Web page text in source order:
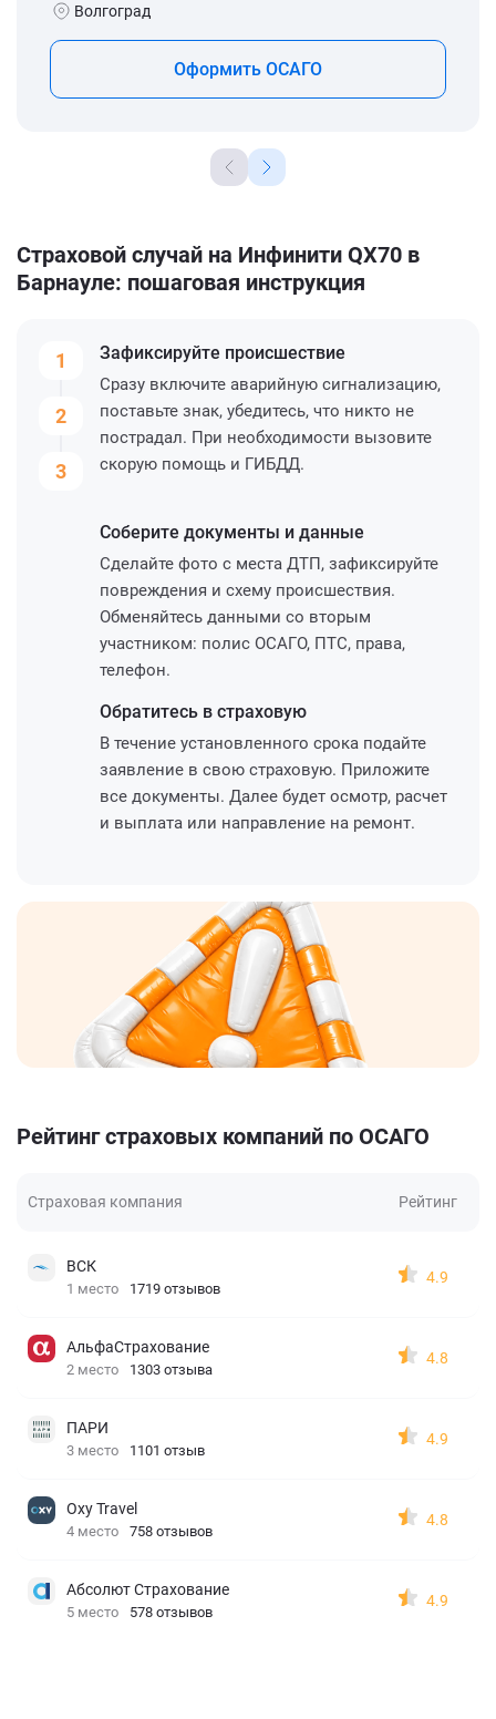
Волгоград
Оформить ОСАГО
Страховой случай на Инфинити QX70 в
Барнауле: пошаговая инструкция
1
2
3
Зафиксируйте происшествие
Сразу включите аварийную сигнализацию,
поставьте знак, убедитесь, что никто не
пострадал. При необходимости вызовите
скорую помощь и ГИБДД.
Соберите документы и данные
Сделайте фото с места ДТП, зафиксируйте
повреждения и схему происшествия.
Обменяйтесь данными со вторым
участником: полис ОСАГО, ПТС, права,
телефон.
Обратитесь в страховую
В течение установленного срока подайте
заявление в свою страховую. Приложите
все документы. Далее будет осмотр, расчет
и выплата или направление на ремонт.
Рейтинг страховых компаний по ОСАГО
Страховая компания Рейтинг
ВСК
1 место 1719 отзывов
4.9
АльфаСтрахование
2 место 1303 отзыва
4.8
ПАРИ
3 место 1101 отзыв
4.9
Oxy Travel
4 место 758 отзывов
4.8
Абсолют Страхование
5 место 578 отзывов
4.9